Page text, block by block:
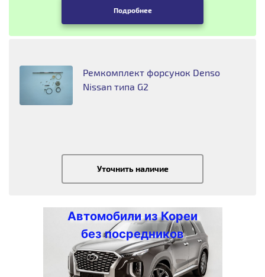
Подробнее
Ремкомплект форсунок Denso
Nissan типа G2
Уточнить наличие
Автомобили из Кореи
без посредников